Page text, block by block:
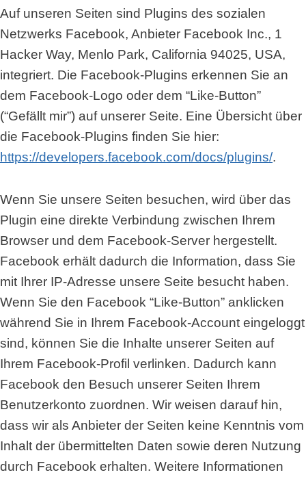
Auf unseren Seiten sind Plugins des sozialen
Netzwerks Facebook, Anbieter Facebook Inc., 1
Hacker Way, Menlo Park, California 94025, USA,
integriert. Die Facebook-Plugins erkennen Sie an
dem Facebook-Logo oder dem “Like-Button”
(“Gefällt mir”) auf unserer Seite. Eine Übersicht über
die Facebook-Plugins finden Sie hier:
https://developers.facebook.com/docs/plugins/.
Wenn Sie unsere Seiten besuchen, wird über das
Plugin eine direkte Verbindung zwischen Ihrem
Browser und dem Facebook-Server hergestellt.
Facebook erhält dadurch die Information, dass Sie
mit Ihrer IP-Adresse unsere Seite besucht haben.
Wenn Sie den Facebook “Like-Button” anklicken
während Sie in Ihrem Facebook-Account eingeloggt
sind, können Sie die Inhalte unserer Seiten auf
Ihrem Facebook-Profil verlinken. Dadurch kann
Facebook den Besuch unserer Seiten Ihrem
Benutzerkonto zuordnen. Wir weisen darauf hin,
dass wir als Anbieter der Seiten keine Kenntnis vom
Inhalt der übermittelten Daten sowie deren Nutzung
durch Facebook erhalten. Weitere Informationen